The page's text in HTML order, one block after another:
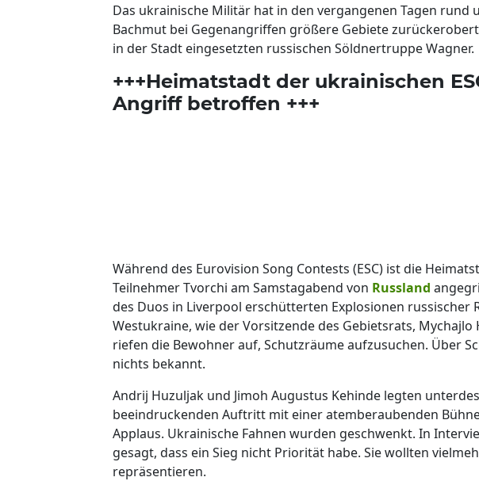
Das ukrainische Militär hat in den vergangenen Tagen rund
Bachmut bei Gegenangriffen größere Gebiete
in der Stadt eingesetzten russischen Söldnertruppe Wagner.
+++Heimatstadt der ukrainischen
Angriff betroffen +++
Während des Eurovision Song Contests (ESC) ist die
Teilnehmer Tvorchi am Samstagabend von Russland
des Duos in Liverpool erschütterten Explosionen russischer
Westukraine, wie der Vorsitzende des Gebietsrats,
riefen die Bewohner auf, Schutzräume aufzusuchen. Über
nichts bekannt.
Andrij Huzuljak und Jimoh Augustus Kehinde legten
beeindruckenden Auftritt mit einer atemberaubenden
Applaus. Ukrainische Fahnen wurden geschwenkt. In
gesagt, dass ein Sieg nicht Priorität habe. Sie wollten
repräsentieren.